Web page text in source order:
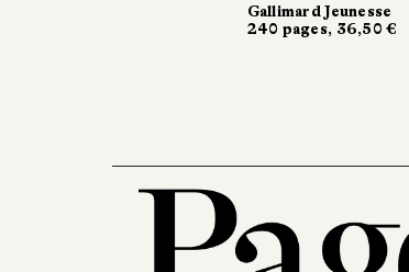
Gallimard Jeunesse
240 pages, 36,50 €